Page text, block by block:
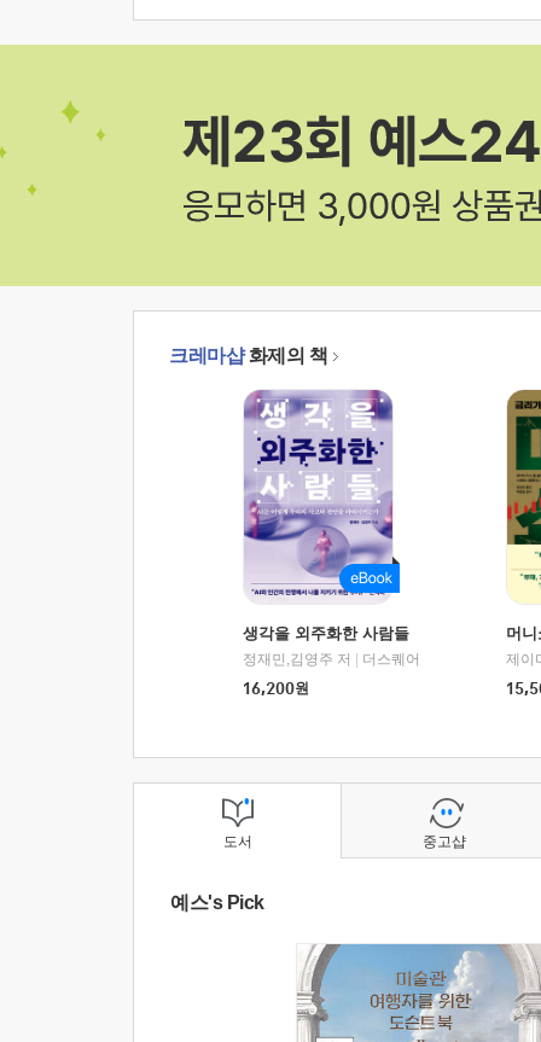
크레마샵화제의 책
생각을 외주화한 사람들
정재민,김영주 저
더스퀘어
16,200원
머
도서
예스's Pick
중고샵